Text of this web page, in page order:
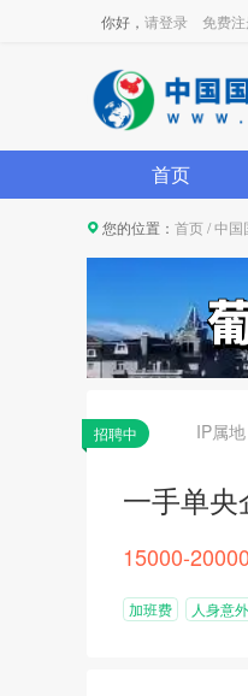
你好， 请登录 免费
首页
您的位置： 首页/中国
招聘中 IP属地
一手单
15000-
加班费
人身意